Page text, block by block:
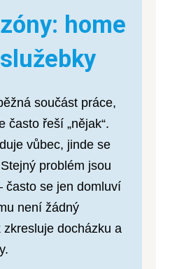
home
součást práce,
často řeší „nějak“.
vůbec, jinde se
problém jsou
často se jen domluví
není žádný
zkresluje docházku a